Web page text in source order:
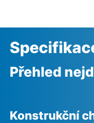
Přehled
Konstrukční